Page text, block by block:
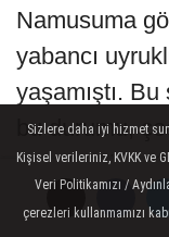
Namusuma
yabancı
yaşamıştı.
bu durumu,
Kuzenlerim,
sen ve
Sizlere daha iyi hizmet
Kişisel verileriniz, KVKK ve
Veri Politikamızı /
çerezleri kullanmamızı